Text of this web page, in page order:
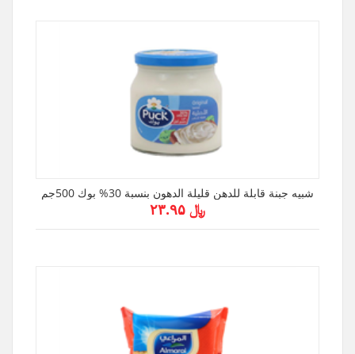
شبيه جبنة قابلة للدهن قليلة الدهون بنسبة 30% بوك 500جم
﷼ ۲۳.۹۵